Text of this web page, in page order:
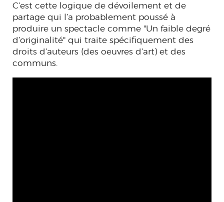
C’est cette logique de dévoilement et de
partage qui l’a probablement poussé à
produire un spectacle comme "Un faible degré
d’originalité" qui traite spécifiquement des
droits d’auteurs (des oeuvres d’art) et des
communs.